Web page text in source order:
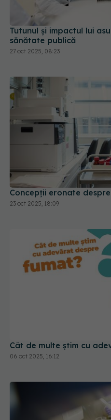
Tutunul și impactul lui
sănătate publică
27 oct 2025, 08:23
Concepții eronate
23 oct 2025, 18:09
Cât de multe știm cu
06 oct 2025, 16:12